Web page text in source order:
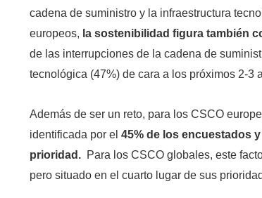
cadena de suministro y la infraestructura
europeos, la sostenibilidad figura también
de las interrupciones de la cadena de
tecnológica (47%) de cara a los próximos 2-3
Además de ser un reto, para los CSCO
identificada por el 45% de los encuestados
prioridad. Para los CSCO globales, este
pero situado en el cuarto lugar de sus